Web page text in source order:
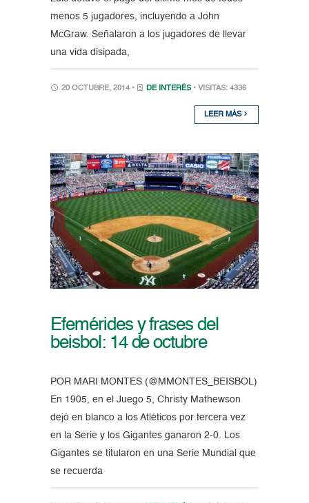
menos 5 jugadores, incluyendo a John
McGraw. Señalaron a los jugadores de llevar
una vida disipada,
20 OCTUBRE, 2014 • DE INTERÉS • VISITAS: 4336
LEER MÁS
Efemérides y frases del
beisbol: 14 de octubre
POR MARI MONTES (@MMONTES_BEISBOL)
En 1905, en el Juego 5, Christy Mathewson
dejó en blanco a los Atléticos por tercera vez
en la Serie y los Gigantes ganaron 2-0. Los
Gigantes se titularon en una Serie Mundial que
se recuerda